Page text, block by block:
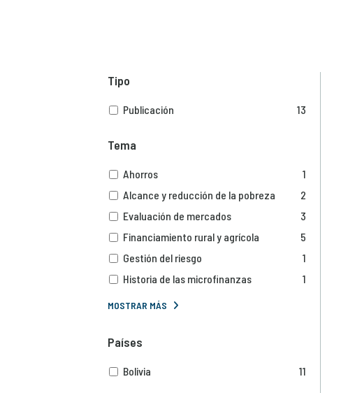
Tipo
Publicación 13
Tema
Ahorros
1
Alcance y reducción de la pobreza
2
Evaluación de mercados
3
Financiamiento rural y agrícola
5
Gestión del riesgo
1
Historia de las microfinanzas
1
MOSTRAR MÁS
Países
Bolivia 11